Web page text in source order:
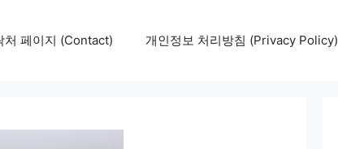
처 페이지 (Contact) 개인정보 처리방침 (Privacy Policy)